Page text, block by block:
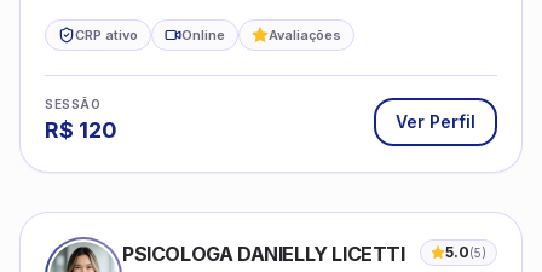
CRP ativo Online Avaliações
SESSÃO
R$ 120 Ver Perfil
PSICOLOGA DANIELLY LICETTI 5.0(5)